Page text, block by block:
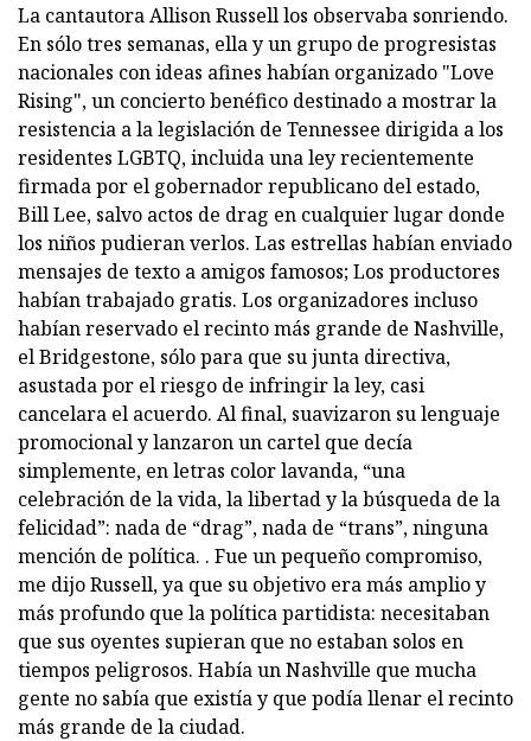
La cantautora Allison Russell los observaba sonriendo.
En sólo tres semanas, ella y un grupo de progresistas
nacionales con ideas afines habían organizado "Love
Rising", un concierto benéfico destinado a mostrar la
resistencia a la legislación de Tennessee dirigida a los
residentes LGBTQ, incluida una ley recientemente
firmada por el gobernador republicano del estado,
Bill Lee, salvo actos de drag en cualquier lugar donde
los niños pudieran verlos. Las estrellas habían enviado
mensajes de texto a amigos famosos; Los productores
habían trabajado gratis. Los organizadores incluso
habían reservado el recinto más grande de Nashville,
el Bridgestone, sólo para que su junta directiva,
asustada por el riesgo de infringir la ley, casi
cancelara el acuerdo. Al final, suavizaron su lenguaje
promocional y lanzaron un cartel que decía
simplemente, en letras color lavanda, “una
celebración de la vida, la libertad y la búsqueda de la
felicidad”: nada de “drag”, nada de “trans”, ninguna
mención de política. . Fue un pequeño compromiso,
me dijo Russell, ya que su objetivo era más amplio y
más profundo que la política partidista: necesitaban
que sus oyentes supieran que no estaban solos en
tiempos peligrosos. Había un Nashville que mucha
gente no sabía que existía y que podía llenar el recinto
más grande de la ciudad.